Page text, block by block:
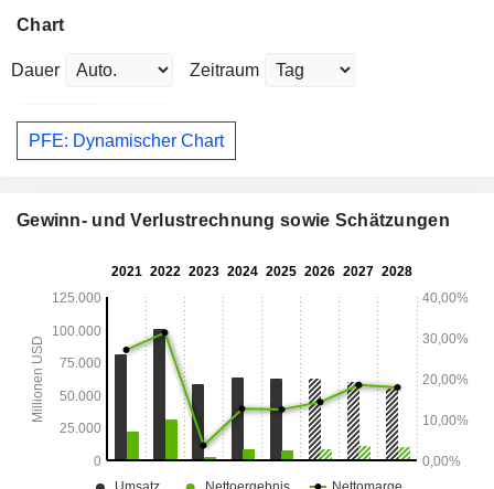
Chart
Dauer Zeitraum
PFE: Dynamischer Chart
Gewinn- und Verlustrechnung sowie Schätzungen